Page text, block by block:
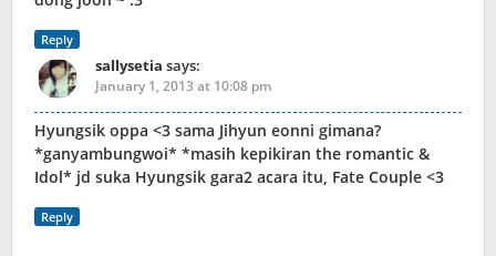
Reply
sallysetia says:
January 1, 2013 at 10:08 pm
Hyungsik oppa <3 sama Jihyun eonni gimana?
*ganyambungwoi* *masih kepikiran the romantic &
Idol* jd suka Hyungsik gara2 acara itu, Fate Couple <3
Reply